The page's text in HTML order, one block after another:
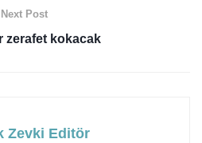
Next Post
zerafet kokacak
Zevki Editör